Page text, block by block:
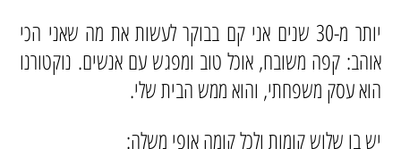
יותר מ-30 שנים אני קם בבוקר לעשות את מה שאני הכי
אוהב: קפה משובח, אוכל טוב ומפגש עם אנשים. נוקטורנו
הוא עסק משפחתי, והוא ממש הבית שלי.
יש בו שלוש קומות ולכל קומה אופי משלה: